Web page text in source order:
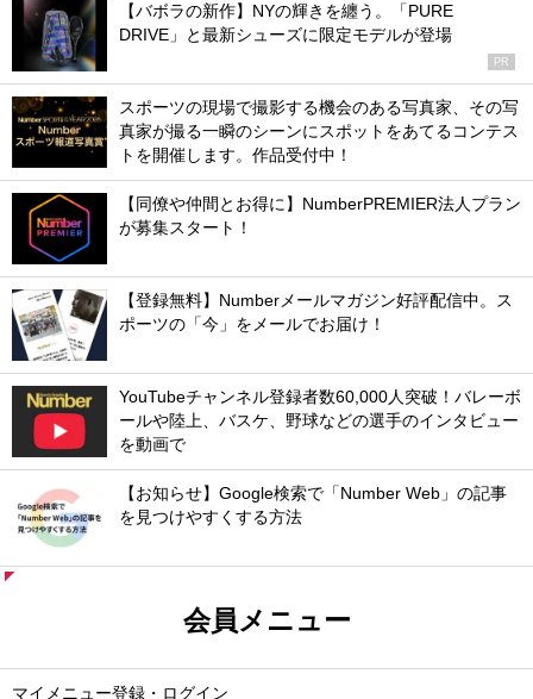
【バボラの新作】NYの輝きを纏う。「PURE
DRIVE」と最新シューズに限定モデルが登場
PR
スポーツの現場で撮影する機会のある写真家、その写
真家が撮る一瞬のシーンにスポットをあてるコンテス
トを開催します。作品受付中！
【同僚や仲間とお得に】NumberPREMIER法人プラン
が募集スタート！
【登録無料】Numberメールマガジン好評配信中。ス
ポーツの「今」をメールでお届け！
YouTubeチャンネル登録者数60,000人突破！バレーボ
ールや陸上、バスケ、野球などの選手のインタビュー
を動画で
【お知らせ】Google検索で「Number Web」の記事
を見つけやすくする方法
会員メニュー
マイメニュー登録・ログイン